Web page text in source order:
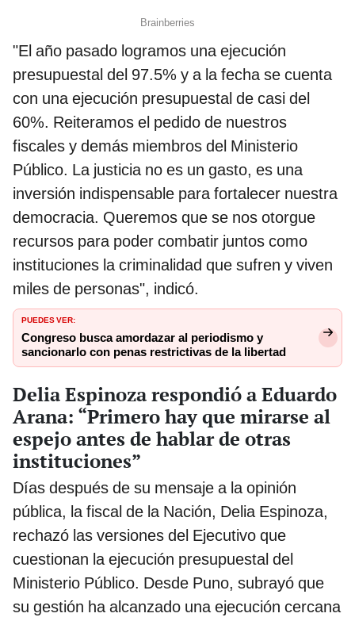
"El año pasado logramos una ejecución
presupuestal del 97.5% y a la fecha se cuenta
con una ejecución presupuestal de casi del
60%. Reiteramos el pedido de nuestros
fiscales y demás miembros del Ministerio
Público. La justicia no es un gasto, es una
inversión indispensable para fortalecer nuestra
democracia. Queremos que se nos otorgue
recursos para poder combatir juntos como
instituciones la criminalidad que sufren y viven
miles de personas", indicó.
PUEDES VER:
Congreso busca amordazar al periodismo y
sancionarlo con penas restrictivas de la libertad
Delia Espinoza respondió a Eduardo
Arana: “Primero hay que mirarse al
espejo antes de hablar de otras
instituciones”
Días después de su mensaje a la opinión
pública, la fiscal de la Nación, Delia Espinoza,
rechazó las versiones del Ejecutivo que
cuestionan la ejecución presupuestal del
Ministerio Público. Desde Puno, subrayó que
su gestión ha alcanzado una ejecución cercana